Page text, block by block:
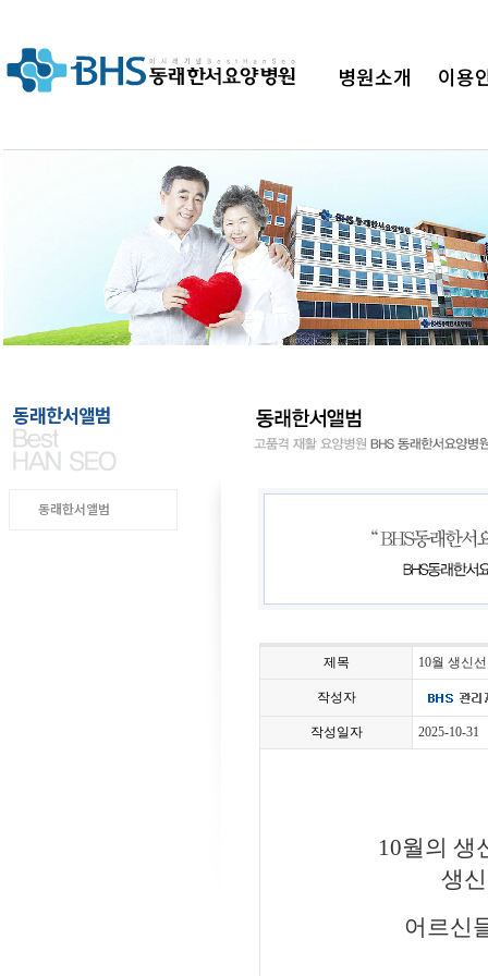
병원소개 이용
BHS 동래한서요양병원이 함께하겠
동래한서앨범
동래한서앨범
제목 10월 생신
작성자
작성일자 2025-10-31
10월의 생
생
어르신